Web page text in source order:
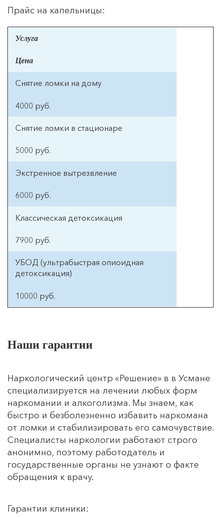
Прайс на капельницы:
Цена
Снятие ломки на дому
4000 руб.
Наши гарантии
Наркологический центр «Решение» в в Усмане
специализируется на лечении любых форм
наркомании и алкоголизма. Мы знаем, как
быстро и безболезненно избавить наркомана
от ломки и стабилизировать его самочувствие.
Специалисты наркологии работают строго
анонимно, поэтому работодатель и
государственные органы не узнают о факте
обращения к врачу.
Гарантии клиники: